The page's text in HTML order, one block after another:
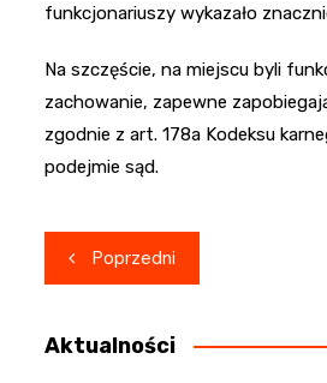
funkcjonariuszy wykazało
Na szczęście, na miejscu byli
zachowanie, zapewne
zgodnie z art. 178a Kodeksu
podejmie sąd.
Nawigacja
wpisu
Poprzedni
Aktualności